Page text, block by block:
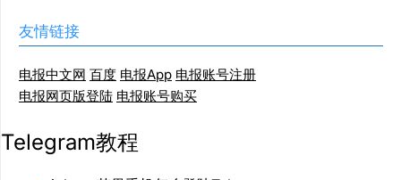
友情链接
电报中文网 百度 电报App 电报账号注册
电报网页版登陆 电报账号购买
Telegram教程